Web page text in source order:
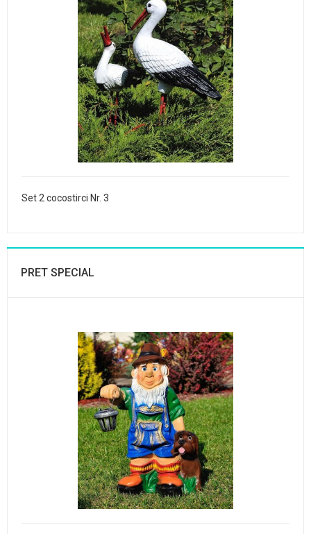
Set 2 cocostirci Nr. 3
PRET SPECIAL